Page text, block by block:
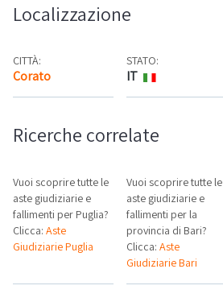
Localizzazione
CITTÀ:
Corato Mappa
STATO:
IT
Ricerche correlate
Vuoi scoprire tutte le
aste giudiziarie e
fallimenti per Puglia?
Clicca: Aste
Giudiziarie Puglia
Vuoi scoprire tutte le
aste giudiziarie e
fallimenti per la
provincia di Bari?
Clicca:Aste
Giudiziarie Bari